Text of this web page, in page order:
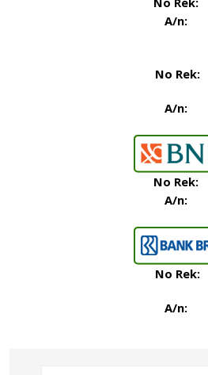
A/n:
No Rek:
A/n:
No Rek:
A/n:
No Rek:
A/n: